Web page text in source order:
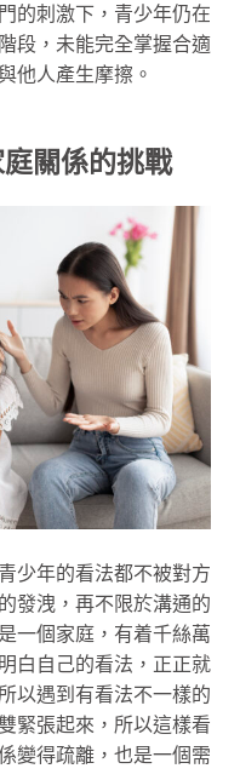
的刺激下，青少年仍在
段，未能完全掌握合適
他人產生摩擦。
關係的挑戰
少年的看法都不被對方
發洩，再不限於溝通的
一個家庭，有着千絲萬
白自己的看法，正正就
以遇到有看法不一樣的
緊張起來，所以這樣看
變得疏離，也是一個需